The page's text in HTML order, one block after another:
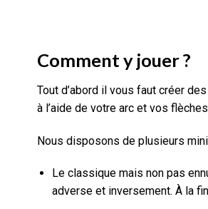
Comment y jouer ?
Tout d’abord il vous faut créer
à l’aide de votre arc et vos
Nous disposons de plusieurs
Le classique mais non pas
adverse et inversement. À la